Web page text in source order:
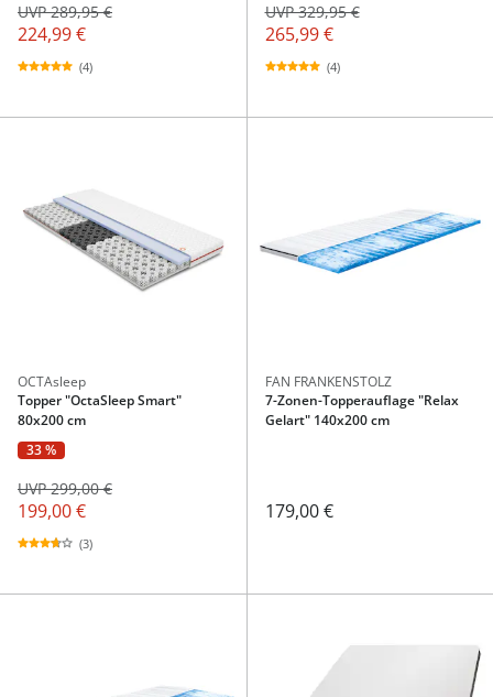
224,99 €
UVP 289,95 €
(4)
265,99 €
UVP 329,95 €
(4)
OCTAsleep
Topper "OctaSleep Smart"
80x200 cm
33 %
199,00 €
UVP 299,00 €
(3)
FAN FRANKENSTOLZ
7-Zonen-Topperauflage "Relax
Gelart" 140x200 cm
179,00 €